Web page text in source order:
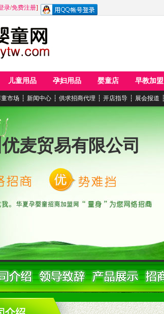
录/免费注册]
儿童用品 孕妇用品 婴童店 早教加盟
市场 ┆ 新闻中心 ┆ 供求招商代理 ┆ 开店指导 ┆ 展会报道 ┆
麦贸易有限公司